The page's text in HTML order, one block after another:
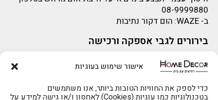
אישור שימוש בעוגיות
כדי לספק את החוויות הטובות ביותר, אנו משתמשים
בטכנולוגיות כמו עוגיות (Cookies) לאחסון ו/או גישה למידע על
08-9999880
ב- WAZE: הום דקור נתיבות
בירורים לגבי אספקה ורכישה
בירור לגבי אספקה -ניתן לפנות למייל:
sigal@home-decor.co.il
פניות לפני רכישה – ניתן לפנות למייל: omer@home-
decor.co.il